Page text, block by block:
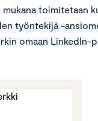
toimitetaan
työntekijä -
omaan LinkedIn-